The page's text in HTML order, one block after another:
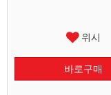
위시